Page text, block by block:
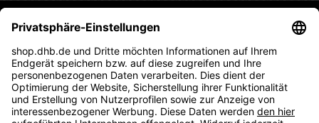
ABONNIEREN SIE DEN KOSTENLOSEN DHB-FANSHOP
NEWSLETTER UND VERPASSEN SIE KEINE NEUIGKEIT ODER
AKTION MEHR.
ANMELDEN